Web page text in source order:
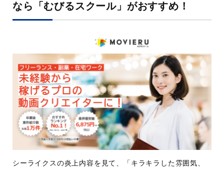
なら「むびるスクール」がおすすめ！
シーライクスの炎上内容を見て、「キラキラした雰囲気、